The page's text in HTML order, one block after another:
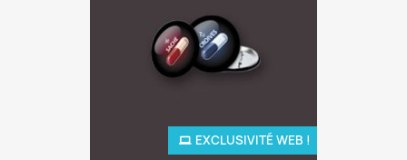
EXCLUSIVITÉ WEB !